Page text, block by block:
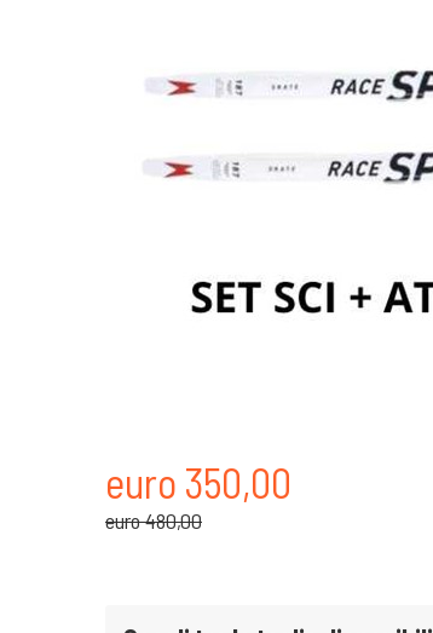
euro 350,00
euro 480,00